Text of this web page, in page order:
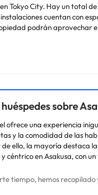
Tokyo City. Hay un total
cuentan con
podrán aprovechar
sobre
ofrece una experiencia
y la comodidad de las
ello, la mayoría destaca
céntrico en Asakusa, con
tiempo, hemos recopilado